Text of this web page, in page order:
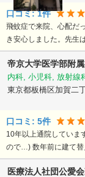
口コミ:1件
飛蚊症で来院、心配だ
き安心しました。先生
帝京大学医学部附
内科, 小児科, 放射線
東京都板橋区加賀二
口コミ: 5件
10年以上通院していま
ので…) 数年前に建て替
医療法人社団公愛会